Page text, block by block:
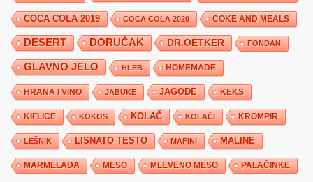
COCA COLA 2019 COCA COLA 2020 COKE AND MEALS
DESERT DORUČAK DR.OETKER FONDAN
GLAVNO JELO HLEB HOMEMADE
HRANA I VINO JABUKE JAGODE KEKS
KIFLICE KOKOS KOLAČ KOLAČI KROMPIR
LEŠNIK LISNATO TESTO MAFINI MALINE
MARMELADA MESO MLEVENO MESO PALAČINKE